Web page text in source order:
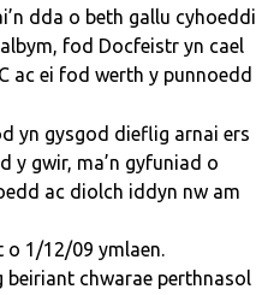
dda o beth gallu cyhoeddi
fod Docfeistr yn cael
ac ei fod werth y punnoedd
yn gysgod dieflig arnai ers
y gwir, ma’n gyfuniad o
ac diolch iddyn nw am
o 1/12/09 ymlaen.
beiriant chwarae perthnasol